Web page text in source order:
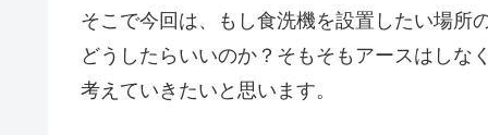
そこで今回は、もし食洗機を設置したい場所
どうしたらいいのか？そもそもアースはしな
考えていきたいと思います。